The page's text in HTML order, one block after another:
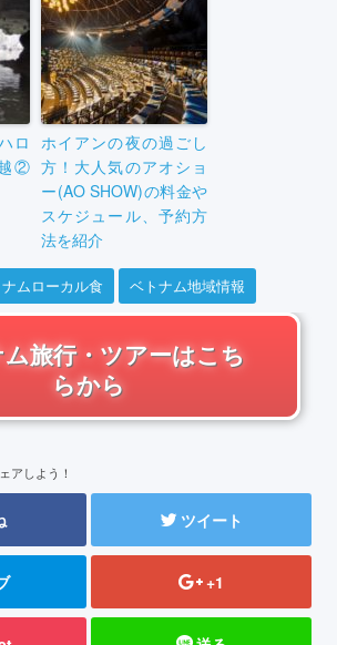
ロ
②
ホイアンの夜の過ごし
方！大人気のアオショ
ー(AO SHOW)の料金や
スケジュール、予約方
法を紹介
ムローカル食 ベトナム地域情報
旅行・ツアーはこち
らから
アしよう！
ツイート
+1